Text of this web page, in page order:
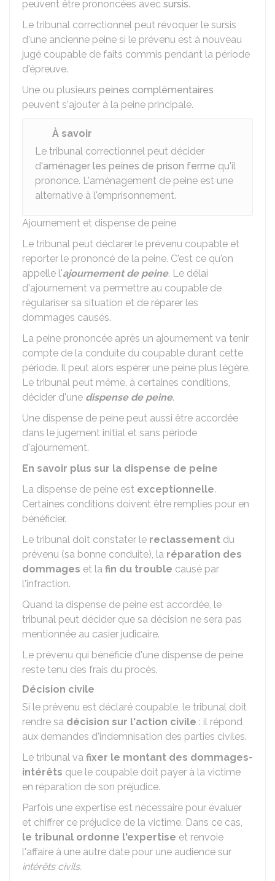
peuvent être prononcées avec sursis.
Le tribunal correctionnel peut révoquer le sursis
d'une ancienne peine si le prévenu est à nouveau
jugé coupable de faits commis pendant la période
d'épreuve.
Une ou plusieurs peines complémentaires
peuvent s'ajouter à la peine principale.
À savoir
Le tribunal correctionnel peut décider
d'aménager les peines de prison ferme qu'il
prononce. L'aménagement de peine est une
alternative à l'emprisonnement.
Ajournement et dispense de peine
Le tribunal peut déclarer le prévenu coupable et
reporter le prononcé de la peine. C'est ce qu'on
appelle l'ajournement de peine. Le délai
d'ajournement va permettre au coupable de
régulariser sa situation et de réparer les
dommages causés.
La peine prononcée après un ajournement va tenir
compte de la conduite du coupable durant cette
période. Il peut alors espérer une peine plus légère.
Le tribunal peut même, à certaines conditions,
décider d'une dispense de peine.
Une dispense de peine peut aussi être accordée
dans le jugement initial et sans période
d'ajournement.
En savoir plus sur la dispense de peine
La dispense de peine est exceptionnelle.
Certaines conditions doivent être remplies pour en
bénéficier.
Le tribunal doit constater le reclassement du
prévenu (sa bonne conduite), la réparation des
dommages et la fin du trouble causé par
l'infraction.
Quand la dispense de peine est accordée, le
tribunal peut décider que sa décision ne sera pas
mentionnée au casier judicaire.
Le prévenu qui bénéficie d'une dispense de peine
reste tenu des frais du procès.
Décision civile
Si le prévenu est déclaré coupable, le tribunal doit
rendre sa décision sur l'action civile : il répond
aux demandes d'indemnisation des parties civiles.
Le tribunal va fixer le montant des dommages-
intérêts que le coupable doit payer à la victime
en réparation de son préjudice.
Parfois une expertise est nécessaire pour évaluer
et chiffrer ce préjudice de la victime. Dans ce cas,
le tribunal ordonne l'expertise et renvoie
l'affaire à une autre date pour une audience sur
intérêts civils.